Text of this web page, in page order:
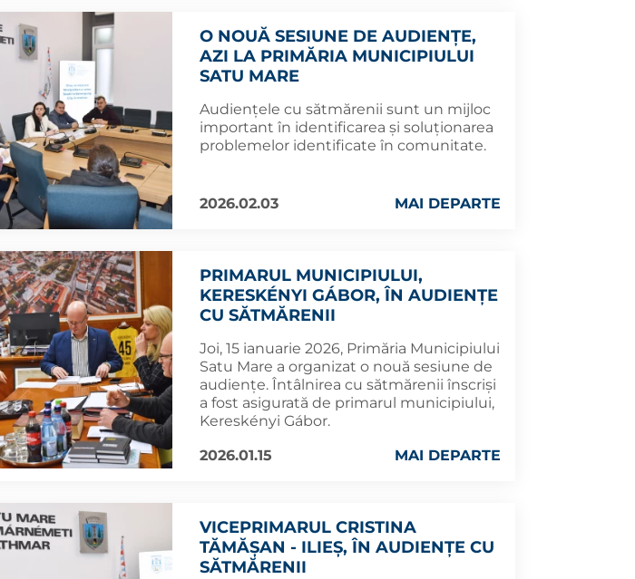
O NOUĂ SESIUNE DE AUDIENȚE,
AZI LA PRIMĂRIA MUNICIPIULUI
SATU MARE
Audiențele cu sătmărenii sunt un mijloc
important în identificarea și soluționarea
problemelor identificate în comunitate.
2026.02.03 MAI DEPARTE
PRIMARUL MUNICIPIULUI,
KERESKÉNYI GÁBOR, ÎN AUDIENȚE
CU SĂTMĂRENII
Joi, 15 ianuarie 2026, Primăria Municipiului
Satu Mare a organizat o nouă sesiune de
audiențe. Întâlnirea cu sătmărenii înscriși
a fost asigurată de primarul municipiului,
Kereskényi Gábor.
2026.01.15
MAI DEPARTE
VICEPRIMARUL CRISTINA
TĂMĂȘAN - ILIEȘ, ÎN AUDIENȚE CU
SĂTMĂRENII